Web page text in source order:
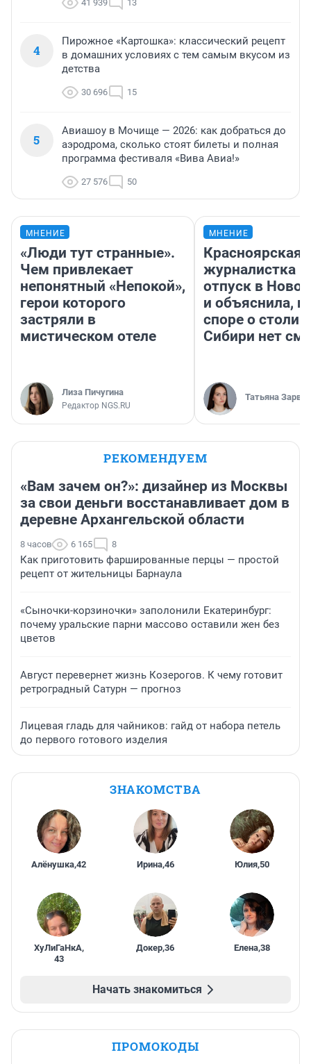
41 939 13
4
Пирожное «Картошка»: классический рецепт
в домашних условиях с тем самым вкусом из
детства
30 696 15
5
Авиашоу в Мочище — 2026: как добраться до
аэродрома, сколько стоят билеты и полная
программа фестиваля «Вива Авиа!»
27 576 50
МНЕНИЕ
«Люди тут странные».
Чем привлекает
непонятный «Непокой»,
герои которого
застряли в
мистическом отеле
Лиза Пичугина
Редактор NGS.RU
МНЕНИЕ
Красноярская
журналистка
отпуск в
и объяснила,
споре о
Сибири нет
Татьяна Зарва
РЕКОМЕНДУЕМ
«Вам зачем он?»: дизайнер из Москвы
за свои деньги восстанавливает дом в
деревне Архангельской области
8 часов 6 165 8
Как приготовить фаршированные перцы — простой
рецепт от жительницы Барнаула
«Сыночки-корзиночки» заполонили Екатеринбург:
почему уральские парни массово оставили жен без
цветов
Август перевернет жизнь Козерогов. К чему готовит
ретроградный Сатурн — прогноз
Лицевая гладь для чайников: гайд от набора петель
до первого готового изделия
ЗНАКОМСТВА
Алёнушка,42 Ирина,46 Юлия,50
ХуЛиГаНкА,
43
Докер,36 Елена,38
Начать знакомиться
ПРОМОКОДЫ